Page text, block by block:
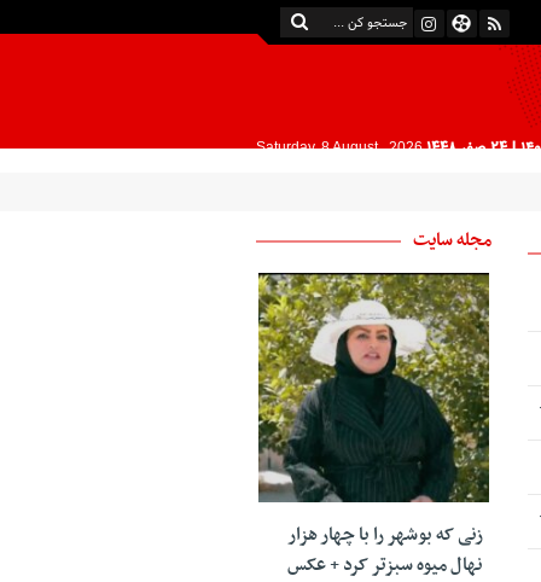
| 24 صفر 1448 Saturday, 8 August , 2026
مجله سایت
زنی که بوشهر را با چهار هزار
نهال میوه سبزتر کرد + عکس